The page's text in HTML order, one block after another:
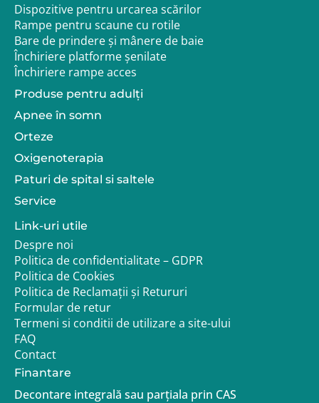
Dispozitive pentru urcarea scărilor
Rampe pentru scaune cu rotile
Bare de prindere și mânere de baie
Închiriere platforme șenilate
Închiriere rampe acces
Produse pentru adulţi
Apnee în somn
Orteze
Oxigenoterapia
Paturi de spital si saltele
Service
Link-uri utile
Despre noi
Politica de confidentialitate – GDPR
Politica de Cookies
Politica de Reclamații și Retururi
Formular de retur
Termeni si conditii de utilizare a site-ului
FAQ
Contact
Finantare
Decontare integrală sau parțiala prin CAS